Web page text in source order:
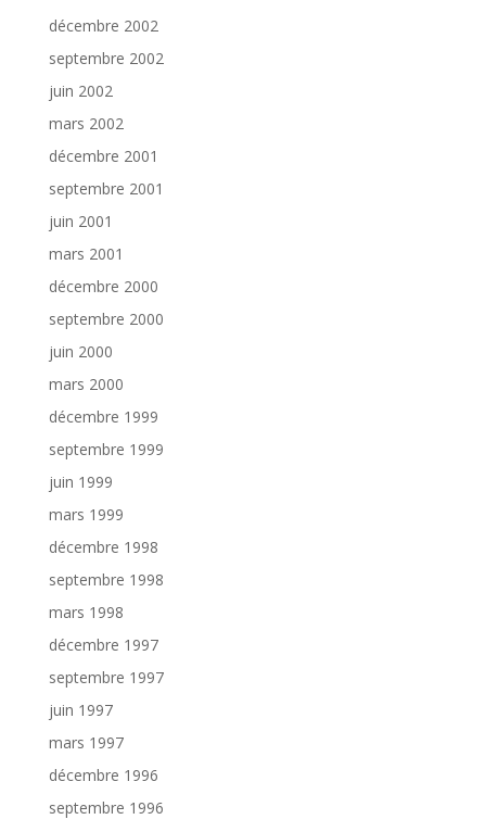
décembre 2002
septembre 2002
juin 2002
mars 2002
décembre 2001
septembre 2001
juin 2001
mars 2001
décembre 2000
septembre 2000
juin 2000
mars 2000
décembre 1999
septembre 1999
juin 1999
mars 1999
décembre 1998
septembre 1998
mars 1998
décembre 1997
septembre 1997
juin 1997
mars 1997
décembre 1996
septembre 1996